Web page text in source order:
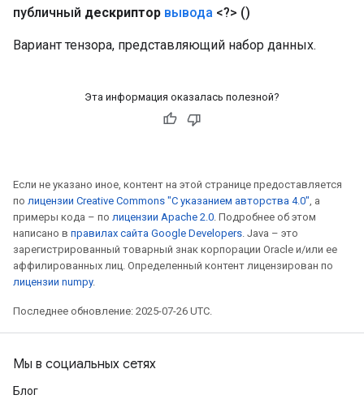
публичный дескриптор вывода <?> ()
Вариант тензора, представляющий набор данных.
Эта информация оказалась полезной?
Если не указано иное, контент на этой странице предоставляется
по лицензии Creative Commons "С указанием авторства 4.0", а
примеры кода – по лицензии Apache 2.0. Подробнее об этом
написано в правилах сайта Google Developers. Java – это
зарегистрированный товарный знак корпорации Oracle и/или ее
аффилированных лиц. Определенный контент лицензирован по
лицензии numpy.
Последнее обновление: 2025-07-26 UTC.
Мы в социальных сетях
Блог